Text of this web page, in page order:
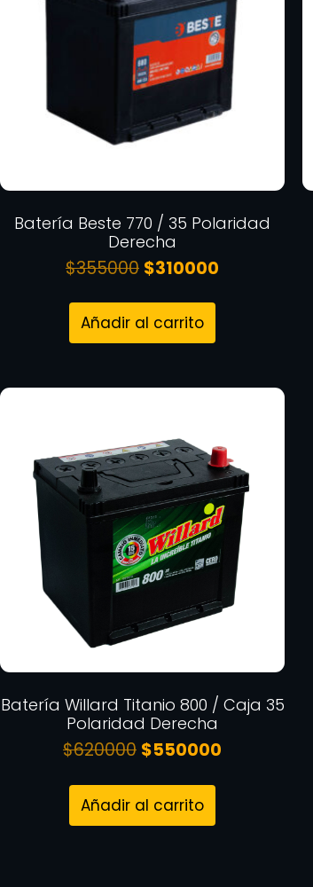
Batería Beste 770 / 35 Polaridad
Derecha
$355000 $310000
Añadir al carrito
Batería Willard Titanio 800 / Caja 35
Polaridad Derecha
$620000 $550000
Añadir al carrito